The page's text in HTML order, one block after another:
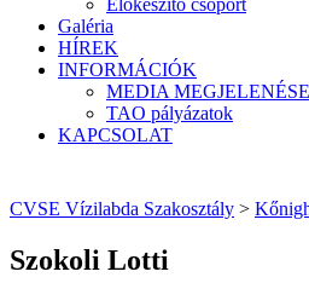
Előkészítő csoport
Galéria
HÍREK
INFORMÁCIÓK
MEDIA
TAO pályázatok
KAPCSOLAT
CVSE Vízilabda Szakosztály >
Szokoli Lotti